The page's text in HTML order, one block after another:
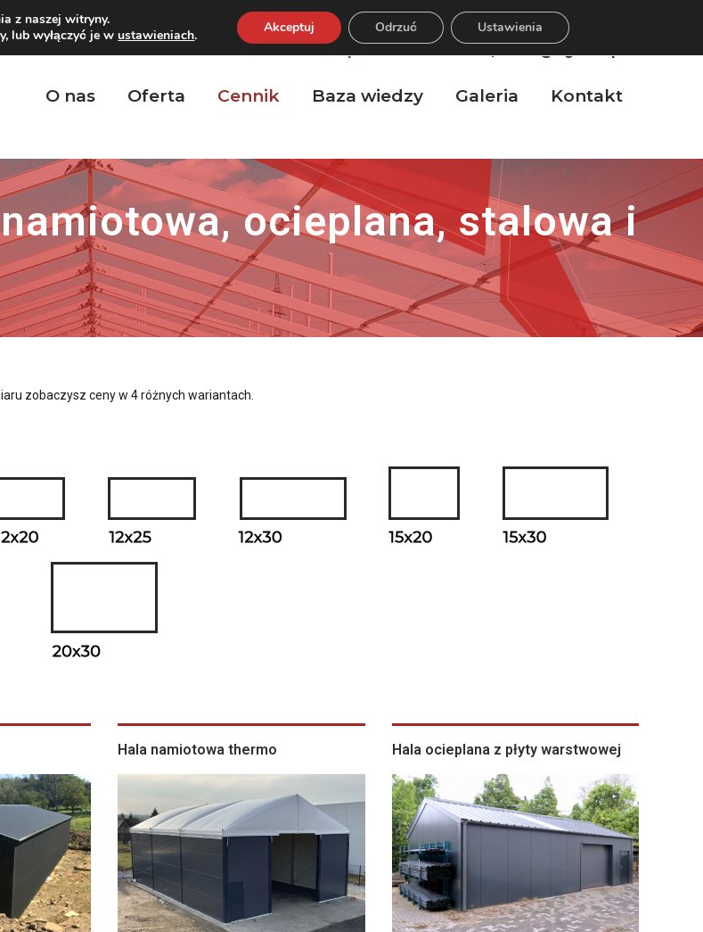
Zadzwoń lub napisz:660 266 020 |biuro@aghale.pl
O nas Oferta Cennik Baza wiedzy Galeria Kontakt
ocieplana, stalowa i
zobaczysz ceny w 4 różnych wariantach.
Hala namiotowa thermo Hala ocieplana z płyty warstwowej
z naszej witryny.
lub wyłączyć je wustawieniach. Akceptuj Odrzuć Ustawienia